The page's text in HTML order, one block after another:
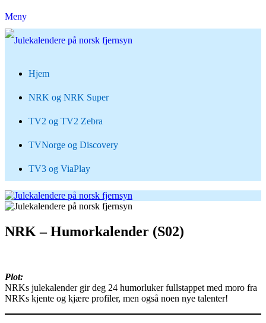
Meny
Hjem
NRK og NRK Super
TV2 og TV2 Zebra
TVNorge og Discovery
TV3 og ViaPlay
NRK – Humorkalender (S02)
Plot:
NRKs julekalender gir deg 24 humorluker fullstappet med moro fra
NRKs kjente og kjære profiler, men også noen nye talenter!